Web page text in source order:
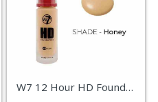
W7 12 Hour HD Foundation Honey – 30ml